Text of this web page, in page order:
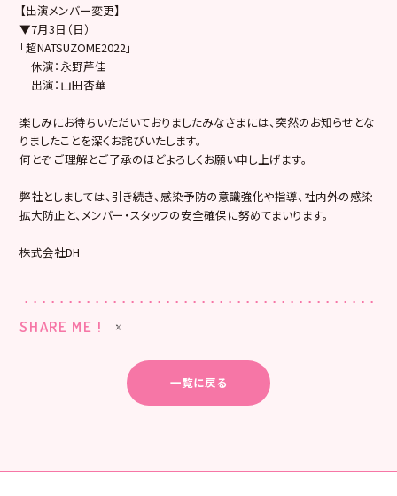
【出演メンバー変更】
▼7月3日（日）
「超NATSUZOME2022」
休演：永野芹佳
出演：山田杏華
楽しみにお待ちいただいておりましたみなさまには、突然のお知らせとな
りましたことを深くお詫びいたします。
何とぞ ご理解とご了承のほどよろしくお願い申し上げます。
弊社としましては、引き続き、感染予防の意識強化や指導、社内外の感染
拡大防止と、メンバー・スタッフの安全確保に努めてまいります。
株式会社DH
SHARE ME !
一覧に戻る